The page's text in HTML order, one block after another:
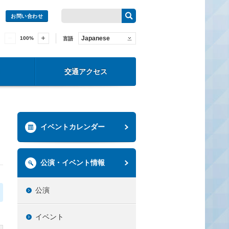
お問い合わせ
100% 言語 Japanese
交通アクセス
イベントカレンダー
公演・イベント情報
公演
イベント